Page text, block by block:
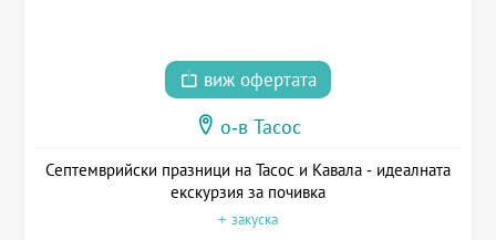
виж офертата
о-в Тасос
Септемврийски празници на Тасос и Кавала - идеалната
екскурзия за почивка
+ закуска